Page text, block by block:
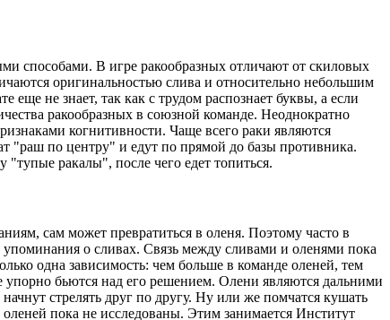
способами. В игре ракообразных отличают от скиловых
оригинальностью слива и относительно небольшим
еще не знает, так как с трудом распознает буквы, а если
ракообразных в союзной команде. Неоднократно
когнитивности. Чаще всего раки являются
"раш по центру" и едут по прямой до базы противника.
"тупые ракалы", после чего едет топиться.
сам может превратиться в оленя. Поэтому часто в
о сливах. Связь между сливами и оленями пока
одна зависимость: чем больше в команде оленей, тем
бьются над его решением. Олени являются дальними
стрелять друг по другу. Ну или же помчатся кушать
пока не исследованы. Этим занимается Институт